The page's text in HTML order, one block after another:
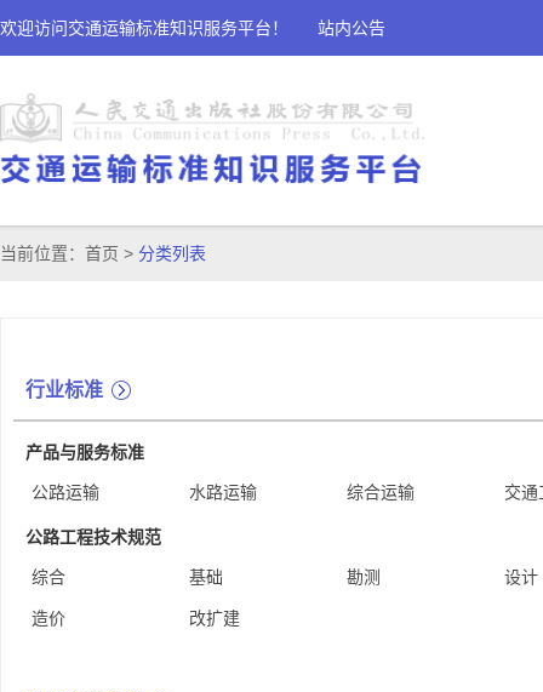
欢迎访问交通运输标准知识服务平台！ 站内公告
当前位置： 首页 > 分类列表
行业标准
产品与服务标准
公路运输 水路运输 综合运输 交通
公路工程技术规范
综合 基础 勘测 设计
造价 改扩建